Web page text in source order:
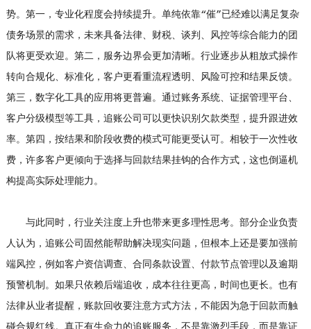
势。第一，专业化程度会持续提升。单纯依靠“催”已经难以满足复杂
债务场景的需求，未来具备法律、财税、谈判、风控等综合能力的团
队将更受欢迎。第二，服务边界会更加清晰。行业逐步从粗放式操作
转向合规化、标准化，客户更看重流程透明、风险可控和结果反馈。
第三，数字化工具的应用将更普遍。通过账务系统、证据管理平台、
客户分级模型等工具，追账公司可以更快识别欠款类型，提升跟进效
率。第四，按结果和阶段收费的模式可能更受认可。相较于一次性收
费，许多客户更倾向于选择与回款结果挂钩的合作方式，这也倒逼机
构提高实际处理能力。
与此同时，行业关注度上升也带来更多理性思考。部分企业负责
人认为，追账公司固然能帮助解决现实问题，但根本上还是要加强前
端风控，例如客户资信调查、合同条款设置、付款节点管理以及逾期
预警机制。如果只依赖后端追收，成本往往更高，时间也更长。也有
法律从业者提醒，账款回收要注意方式方法，不能因为急于回款而触